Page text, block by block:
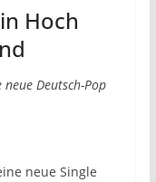
Hoch
Deutsch-Pop
neue Single